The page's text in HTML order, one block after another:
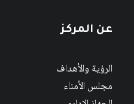
عن المركز
الرؤية والأهداف
مجلس الأمناء